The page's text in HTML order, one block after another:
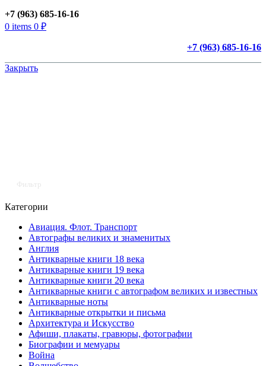
+7 (963) 685-16-16
0 items 0 ₽
+7 (963) 685-16-16
Закрыть
Фильтр
Категории
Авиация. Флот. Транспорт
Автографы великих и знаменитых
Англия
Антикварные книги 18 века
Антикварные книги 19 века
Антикварные книги 20 века
Антикварные книги с автографом великих и известных
Антикварные ноты
Антикварные открытки и письма
Архитектура и Искусство
Афиши, плакаты, гравюры, фотографии
Биографии и мемуары
Война